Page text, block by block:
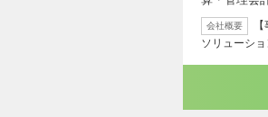
会社概要
ソリューシ